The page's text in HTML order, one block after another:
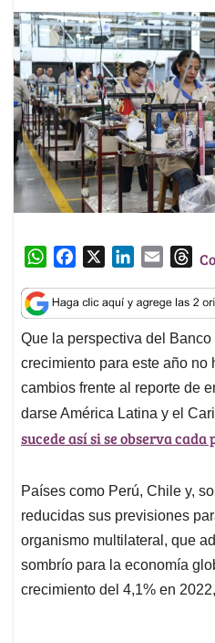
W
a
t
s
A
p
p
c
e
b
o
o
k
n
k
e
d
I
n
a
i
l
T
r
e
a
d
s
Que la perspectiva del Banco
crecimiento para este año no
cambios frente al reporte de
darse América Latina y el
sucede así si se observa
Países como Perú, Chile y,
reducidas sus previsiones
organismo multilateral, que
sombrío para la economía
crecimiento del 4,1% en